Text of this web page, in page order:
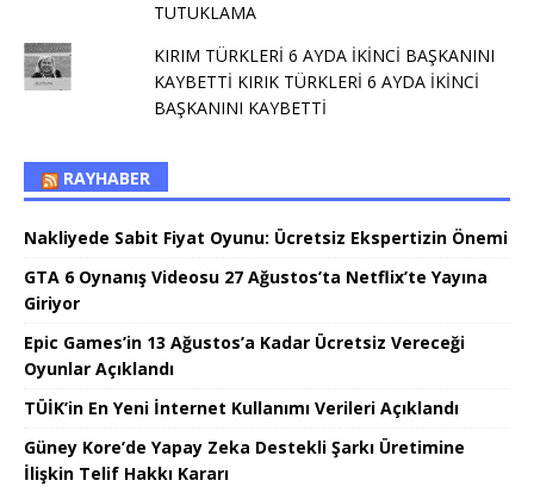
TUTUKLAMA
KIRIM TÜRKLERİ 6 AYDA İKİNCİ BAŞKANINI
KAYBETTİ KIRIK TÜRKLERİ 6 AYDA İKİNCİ
BAŞKANINI KAYBETTİ
RAYHABER
Nakliyede Sabit Fiyat Oyunu: Ücretsiz Ekspertizin Önemi
GTA 6 Oynanış Videosu 27 Ağustos’ta Netflix’te Yayına
Giriyor
Epic Games’in 13 Ağustos’a Kadar Ücretsiz Vereceği
Oyunlar Açıklandı
TÜİK’in En Yeni İnternet Kullanımı Verileri Açıklandı
Güney Kore’de Yapay Zeka Destekli Şarkı Üretimine
İlişkin Telif Hakkı Kararı